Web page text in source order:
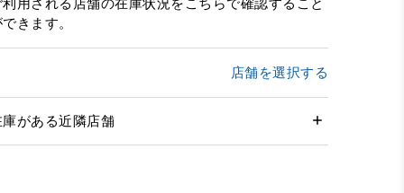
利用される店舗の在庫状況をこちらで確認すること
きます。
店舗を選択する
庫がある近隣店舗